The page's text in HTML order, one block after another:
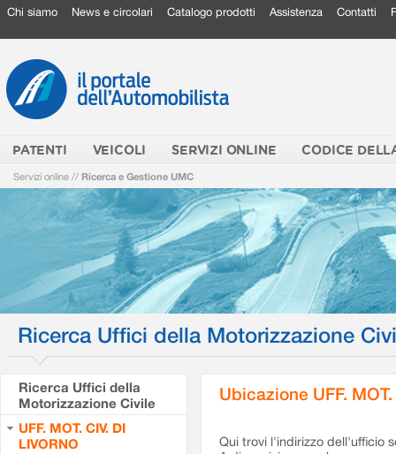
Chi siamo News e circolari Catalogo prodotti Assistenza Contatti
PATENTI VEICOLI SERVIZI ONLINE CODICE
Servizi online // Ricerca e Gestione UMC
Ricerca Uffici della Motorizzazione
Ricerca Uffici della
Motorizzazione Civile
UFF. MOT. CIV. DI
LIVORNO
Ubicazione UFF.
Qui trovi l'indirizzo dell'ufficio